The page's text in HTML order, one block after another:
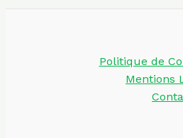
Politique de
Mentions